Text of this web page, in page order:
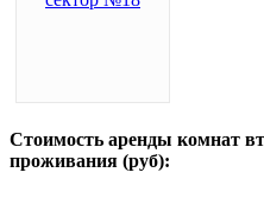
Стоимость аренды комнат
проживания (руб):